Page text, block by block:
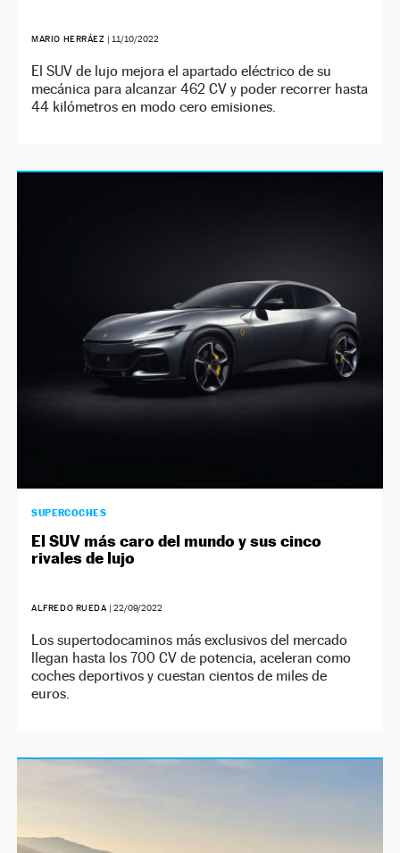
MARIO HERRÁEZ | 11/10/2022
El SUV de lujo mejora el apartado eléctrico de su
mecánica para alcanzar 462 CV y poder recorrer hasta
44 kilómetros en modo cero emisiones.
SUPERCOCHES
El SUV más caro del mundo y sus cinco
rivales de lujo
ALFREDO RUEDA | 22/09/2022
Los supertodocaminos más exclusivos del mercado
llegan hasta los 700 CV de potencia, aceleran como
coches deportivos y cuestan cientos de miles de
euros.